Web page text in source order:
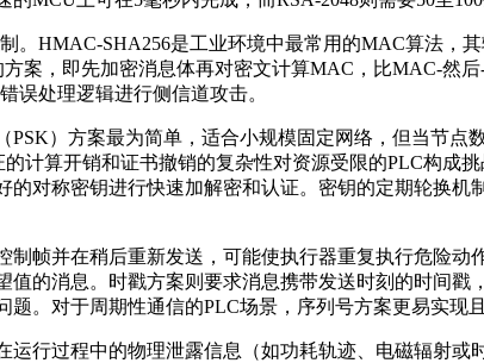
。HMAC-SHA256是工业环境中最常用的MAC算法，
案，即先加密消息体再对密文计算MAC，比MAC-然
误处理逻辑进行侧信道攻击。
）方案最为简单，适合小规模固定网络，但当节点
计算开销和证书撤销的复杂性对资源受限的PLC构
对称密钥进行快速加解密和认证。密钥的定期轮换
帧并在稍后重新发送，可能使执行器重复执行危险
的消息。时戳方案则要求消息携带发送时刻的时间
。对于周期性通信的PLC场景，序列号方案更易实现
行过程中的物理泄露信息（如功耗轨迹、电磁辐射或